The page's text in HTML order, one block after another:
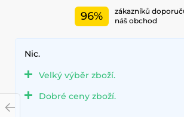
96%
zákazníků
náš obchod
Nic.
Velký výběr zboží.
Dobré ceny zboží.